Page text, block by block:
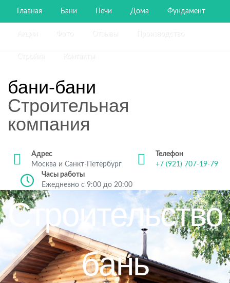
Главная Бани Печи Дома Фундамент
бани-бани
Строительная
компания
Адрес
Москва и Санкт-Петербург
Телефон
+7 (921) 707-19-79
Часы работы
Ежедневно с 9:00 до 20:00
Строительство
бань